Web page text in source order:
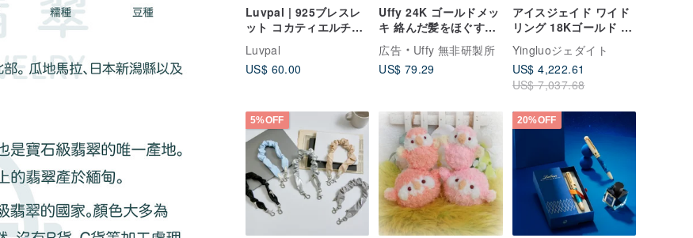
Luvpal | 925ブレスレ
ット コカティエルチャ
ト | Emotional Day -
Love
Luvpal
US$ 60.00
Uffy 24K ゴールドメッ
キ 絡んだ髪をほぐすヘ
アブラシ - 人間工学に
基づいた頭皮マッサー
ジャー - バイオレット
広告
Uffy 無非研製所
US$ 79.29
アイスジェイド ワイド
リング 18Kゴールド ダ
ズ20号 | 天然ミャンマ
ー翡翠 | ギフト
Yingluoジェダイト
US$ 4,222.61
US$ 7,037.68
5%OFF 20%OFF